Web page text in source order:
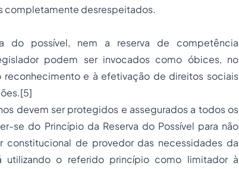
completamente desrespeitados.
do possível, nem a reserva de competência
podem ser invocados como óbices, no
reconhecimento e à efetivação de direitos sociais
[5]
devem ser protegidos e assegurados a todos os
se do Princípio da Reserva do Possível para não
de provedor das necessidades da
utilizando o referido princípio como limitador à